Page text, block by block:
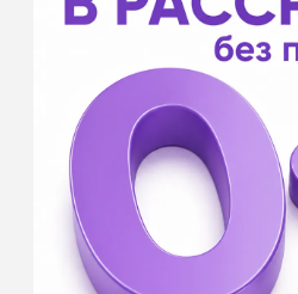
- на срок от
- без
- оформление в
- для оформления
Банки партнеры: Банк Хоум
Европа банк, МТС Банк,